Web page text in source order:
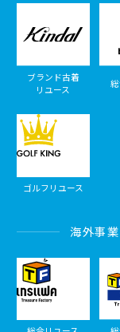
ブランド古着
リユース
ゴルフリユース
海外事業